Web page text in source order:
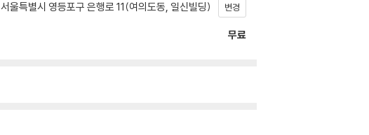
서울특별시 영등포구 은행로 11(여의도동, 일신빌딩) 변경
무료